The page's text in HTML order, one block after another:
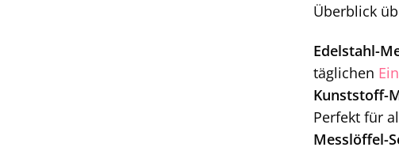
Überblick
Edelstahl-
täglichen
Kunststoff-
Perfekt für
Messlöffel-